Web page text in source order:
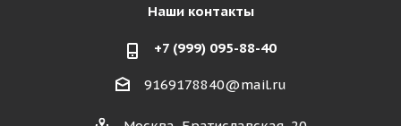
Наши контакты
+7 (999) 095-88-40
9169178840@mail.ru